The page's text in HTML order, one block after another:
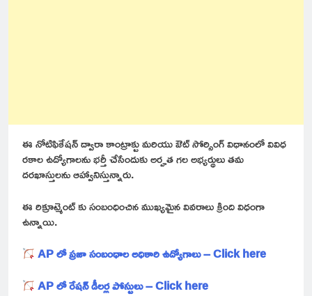
ఈ నోటిఫికేషన్ ద్వారా కాంట్రాక్టు మరియు ఔట్ సోర్సింగ్ విధానంలో వివిధ
రకాల ఉద్యోగాలను భర్తీ చేసేందుకు అర్హత గల అభ్యర్థులు తమ
దరఖాస్తులను ఆహ్వానిస్తున్నారు.
ఈ రిక్రూట్మెంట్ కు సంబంధించిన ముఖ్యమైన వివరాలు క్రింది విధంగా
ఉన్నాయి.
AP లో ప్రజా సంబంధాల అధికారి ఉద్యోగాలు – Click here
AP లో రేషన్ డీలర్ల పోస్టులు – Click here